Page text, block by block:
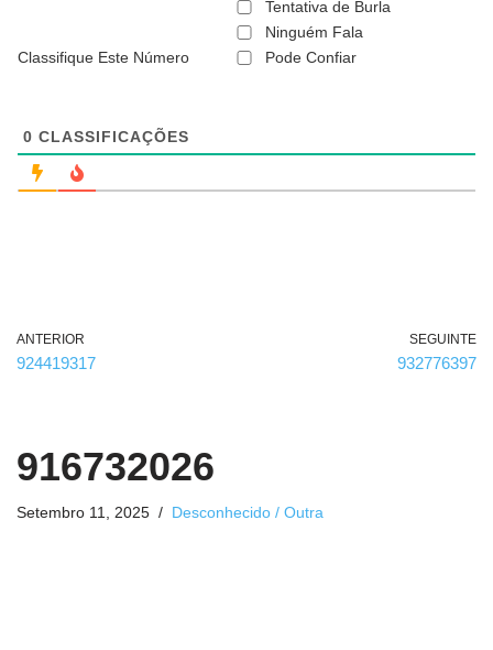
a
ó
Classifique Este Número
Tentativa de Burla
Ninguém Fala
Pode Confiar
0 CLASSIFICAÇÕES
ANTERIOR
924419317
SEGUINTE
932776397
916732026
Setembro 11, 2025 Desconhecido / Outra